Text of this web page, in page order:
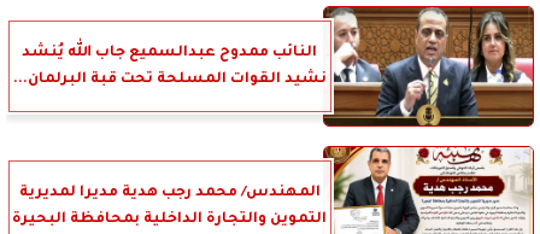
النائب ممدوح عبدالسميع جاب الله يُنشد
نشيد القوات المسلحة تحت قبة البرلمان...
المهندس/ محمد رجب هدية مديرا لمديرية
التموين والتجارة الداخلية بمحافظة البحيرة